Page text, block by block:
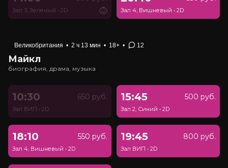
Зал 3, Зеленый • 2D Зал 4, Вишневый • 2D
Великобритания • 2 ч 13 мин • 18+ • 12
Майкл
биография, драма, музыка
10:30 650 руб.
Зал ВИП • 2D
15:45 500 руб.
Зал 2, Синий • 2D
18:10 550 руб.
Зал 4, Вишневый • 2D
19:45 800 руб.
Зал ВИП • 2D